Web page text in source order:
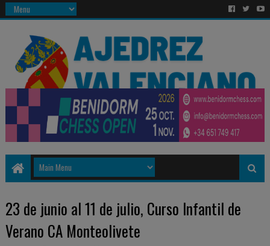
23 de junio al 11 de julio, Curso Infantil de
Verano CA Monteolivete